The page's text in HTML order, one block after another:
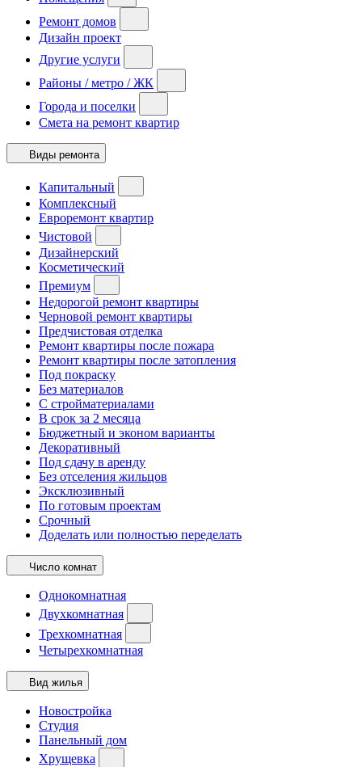
Ремонт домов
Дизайн проект
Другие услуги
Районы / метро / ЖК
Города и поселки
Смета на ремонт квартир
Виды ремонта
Капитальный
Комплексный
Евроремонт квартир
Чистовой
Дизайнерский
Косметический
Премиум
Недорогой ремонт квартиры
Черновой ремонт квартиры
Предчистовая отделка
Ремонт квартиры после пожара
Ремонт квартиры после затопления
Под покраску
Без материалов
С стройматериалами
В срок за 2 месяца
Бюджетный и эконом варианты
Декоративный
Под сдачу в аренду
Без отселения жильцов
Эксклюзивный
По готовым проектам
Срочный
Доделать или полностью переделать
Число комнат
Однокомнатная
Двухкомнатная
Трехкомнатная
Четырехкомнатная
Вид жилья
Новостройка
Студия
Панельный дом
Хрущевка